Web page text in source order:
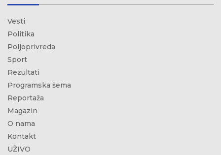
Vesti
Politika
Poljoprivreda
Sport
Rezultati
Programska šema
Reportaža
Magazin
O nama
Kontakt
UŽIVO